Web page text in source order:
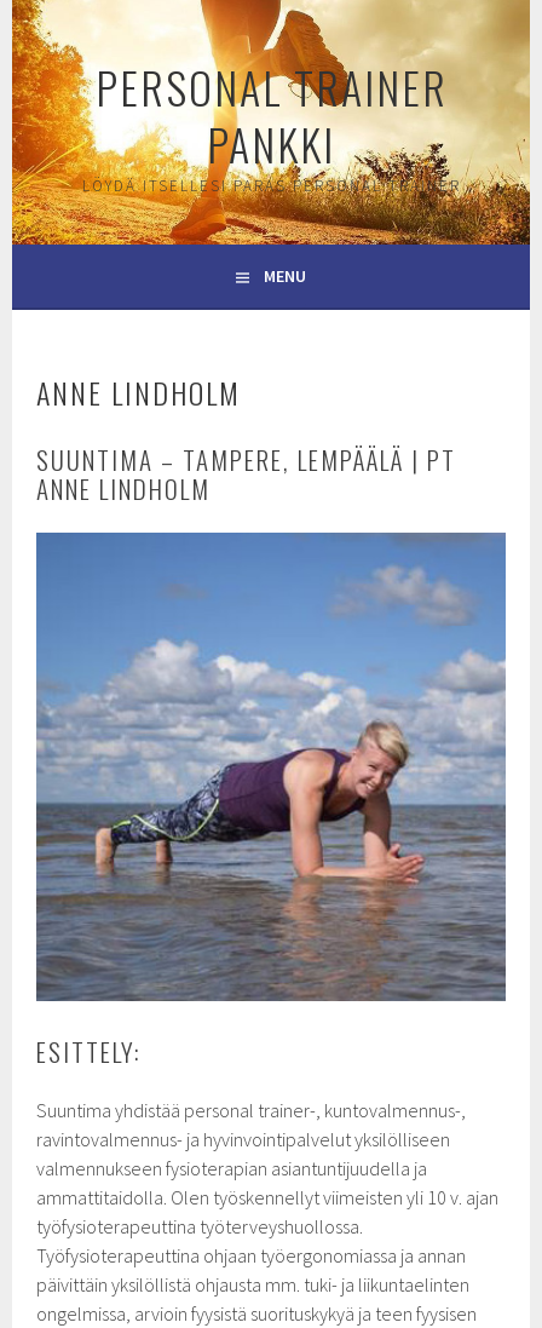
Skip
to
content
PERSONAL TRAINER
PANKKI
LÖYDÄ ITSELLESI PARAS PERSONAL TRAINER
MENU
ANNE LINDHOLM
SUUNTIMA – TAMPERE, LEMPÄÄLÄ | PT
ANNE LINDHOLM
ESITTELY:
Suuntima yhdistää personal trainer-, kuntovalmennus-,
ravintovalmennus- ja hyvinvointipalvelut yksilölliseen
valmennukseen fysioterapian asiantuntijuudella ja
ammattitaidolla. Olen työskennellyt viimeisten yli 10 v. ajan
työfysioterapeuttina työterveyshuollossa.
Työfysioterapeuttina ohjaan työergonomiassa ja annan
päivittäin yksilöllistä ohjausta mm. tuki- ja liikuntaelinten
ongelmissa, arvioin fyysistä suorituskykyä ja teen fyysisen